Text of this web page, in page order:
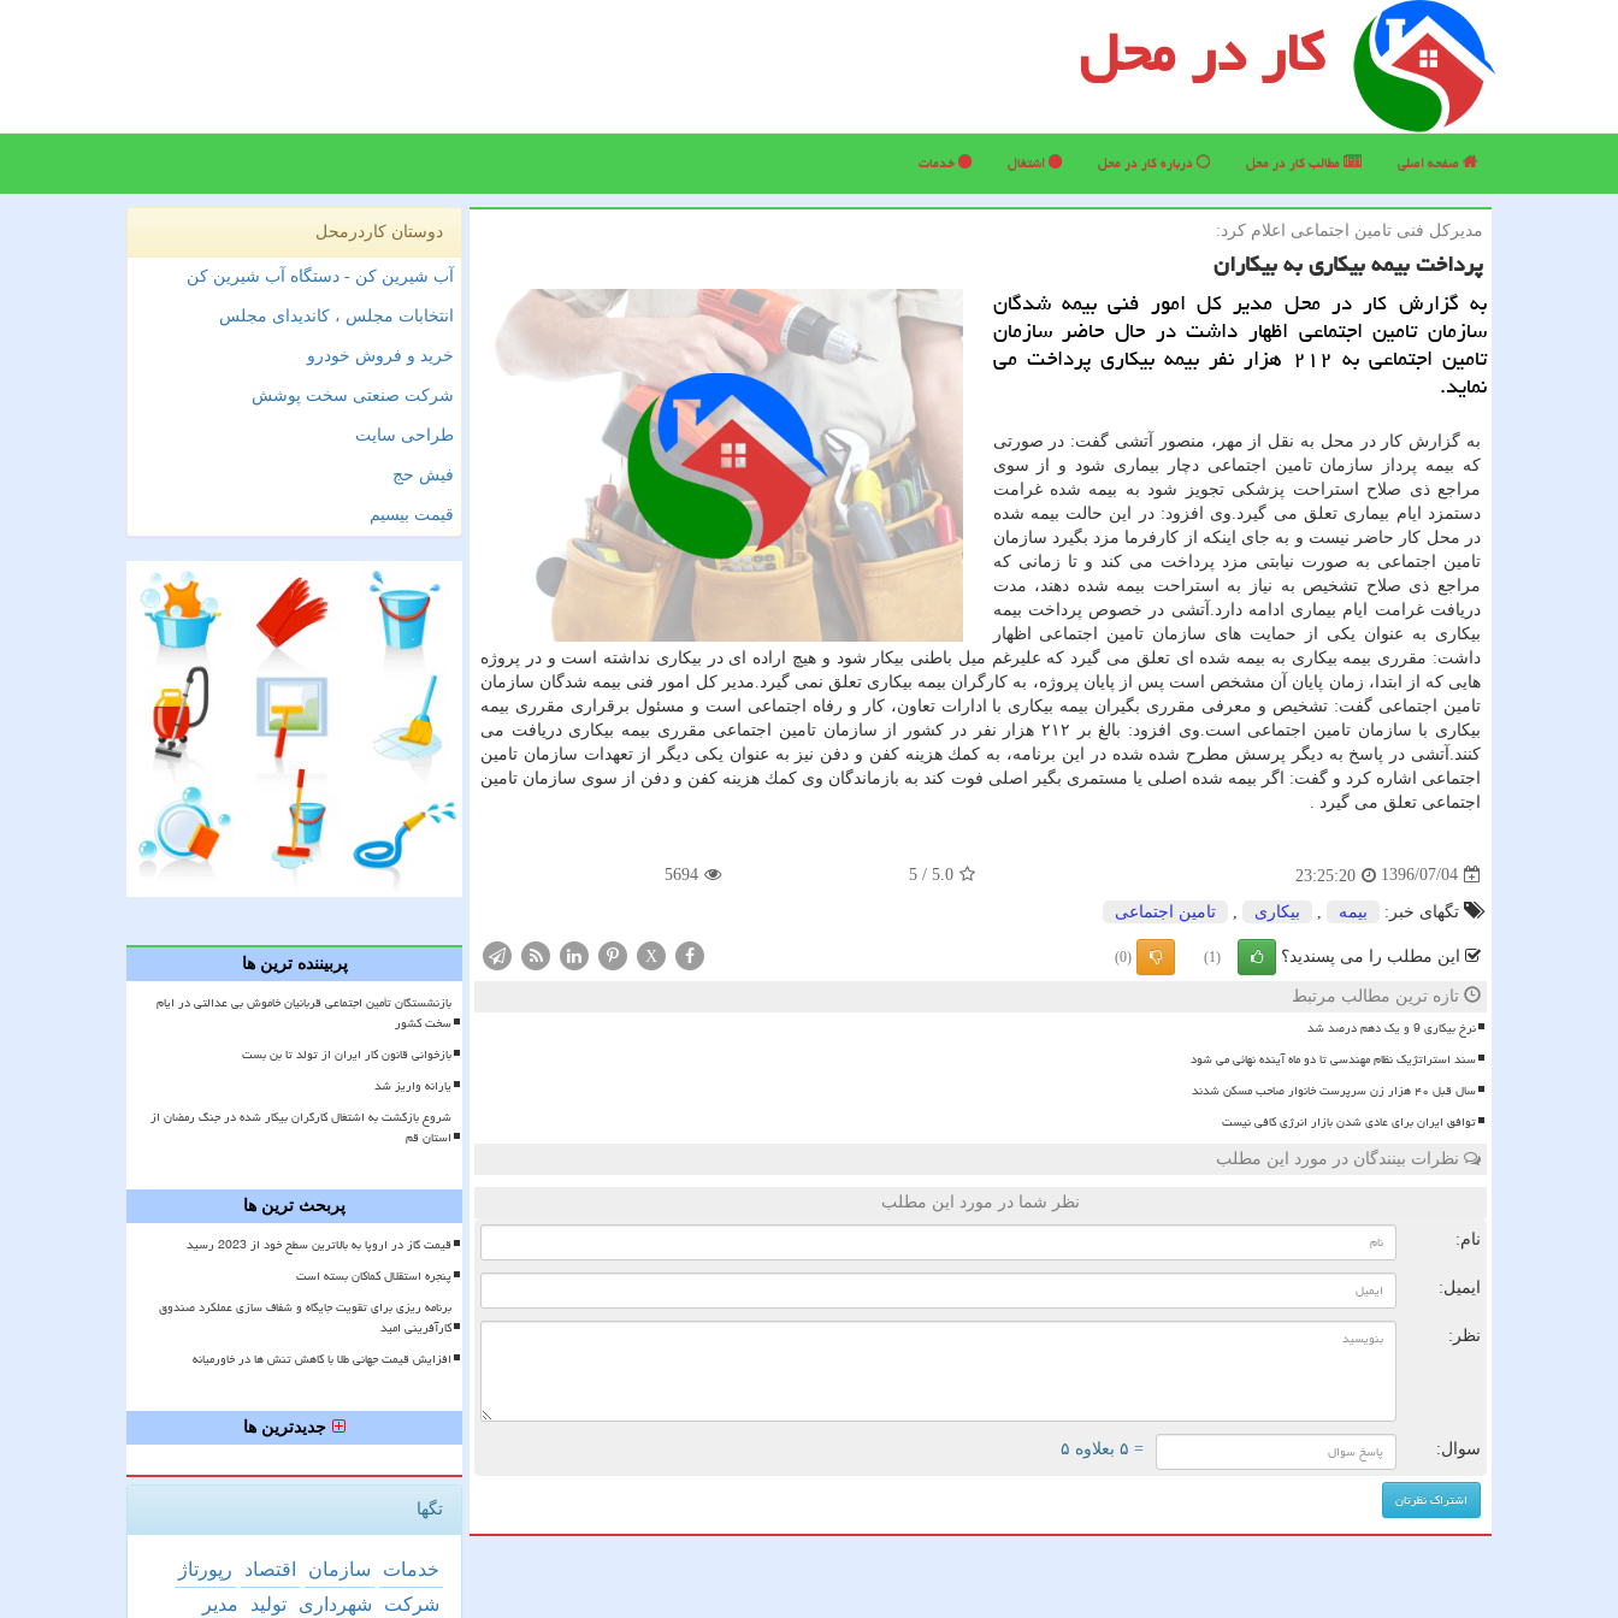
کار در محل
صفحه اصلی مطالب كار در محل درباره كار در محل اشتغال خدمات
مدیركل فنی تامین اجتماعی اعلام كرد:
پرداخت بیمه بیكاری به بیكاران
به گزارش كار در محل مدیر كل امور فنی بیمه شدگان
سازمان تامین اجتماعی اظهار داشت در حال حاضر سازمان
تامین اجتماعی به ۲۱۲ هزار نفر بیمه بیكاری پرداخت می
نماید.
به گزارش كار در محل به نقل از مهر، منصور آتشی گفت: در صورتی
كه بیمه پرداز سازمان تامین اجتماعی دچار بیماری شود و از سوی
مراجع ذی صلاح استراحت پزشكی تجویز شود به بیمه شده غرامت
دستمزد ایام بیماری تعلق می گیرد.وی افزود: در این حالت بیمه شده
در محل كار حاضر نیست و به جای اینكه از كارفرما مزد بگیرد سازمان
تامین اجتماعی به صورت نیابتی مزد پرداخت می كند و تا زمانی كه
مراجع ذی صلاح تشخیص به نیاز به استراحت بیمه شده دهند، مدت
دریافت غرامت ایام بیماری ادامه دارد.آتشی در خصوص پرداخت بیمه
بیكاری به عنوان یكی از حمایت های سازمان تامین اجتماعی اظهار
داشت: مقرری بیمه بیكاری به بیمه شده ای تعلق می گیرد كه علیرغم میل باطنی بیكار شود و هیچ اراده ای در بیكاری نداشته است و در پروژه
هایی كه از ابتدا، زمان پایان آن مشخص است پس از پایان پروژه، به كارگران بیمه بیكاری تعلق نمی گیرد.مدیر كل امور فنی بیمه شدگان سازمان
تامین اجتماعی گفت: تشخیص و معرفی مقرری بگیران بیمه بیكاری با ادارات تعاون، كار و رفاه اجتماعی است و مسئول برقراری مقرری بیمه
بیكاری با سازمان تامین اجتماعی است.وی افزود: بالغ بر ۲۱۲ هزار نفر در كشور از سازمان تامین اجتماعی مقرری بیمه بیكاری دریافت می
كنند.آتشی در پاسخ به دیگر پرسش مطرح شده شده در این برنامه، به كمك هزینه كفن و دفن نیز به عنوان یكی دیگر از تعهدات سازمان تامین
اجتماعی اشاره كرد و گفت: اگر بیمه شده اصلی یا مستمری بگیر اصلی فوت كند به بازماندگان وی كمك هزینه كفن و دفن از سوی سازمان تامین
اجتماعی تعلق می گیرد .
1396/07/04
23:25:20
5.0
/
5
5694
تگهای خبر: بیمه بیكاری تامین اجتماعی
این مطلب را می پسندید؟ (1)
(0)
X
تازه ترین مطالب مرتبط
نرخ بیکاری 9 و یک دهم درصد شد
سند استراتژیک نظام مهندسی تا دو ماه آینده نهائی می شود
سال قبل ۴۰ هزار زن سرپرست خانوار صاحب مسکن شدند
توافق ایران برای عادی شدن بازار انرژی کافی نیست
نظرات بینندگان در مورد این مطلب
نظر شما در مورد این مطلب
نام:
ایمیل:
نظر:
سوال: = ۵ بعلاوه ۵
دوستان کاردرمحل
آب شیرین کن - دستگاه آب شیرین کن
انتخابات مجلس ، کاندیدای مجلس
خرید و فروش خودرو
شرکت صنعتی سخت پوشش
طراحی سایت
فیش حج
قیمت بیسیم
پربیننده ترین ها
بازنشستگان تأمین اجتماعی قربانیان خاموش بی عدالتی در ایام
سخت کشور
بازخوانی قانون کار ایران از تولد تا بن بست
یارانه واریز شد
شروع بازگشت به اشتغال کارگران بیکار شده در جنگ رمضان از
استان قم
پربحث ترین ها
قیمت گاز در اروپا به بالاترین سطح خود از 2023 رسید
پنجره استقلال کماکان بسته است
برنامه ریزی برای تقویت جایگاه و شفاف سازی عملکرد صندوق
کارآفرینی امید
افزایش قیمت جهانی طلا با کاهش تنش ها در خاورمیانه
جدیدترین ها
تگها
خدمات سازمان اقتصاد
رپورتاژ
شركت
شهرداری تولید مدیر